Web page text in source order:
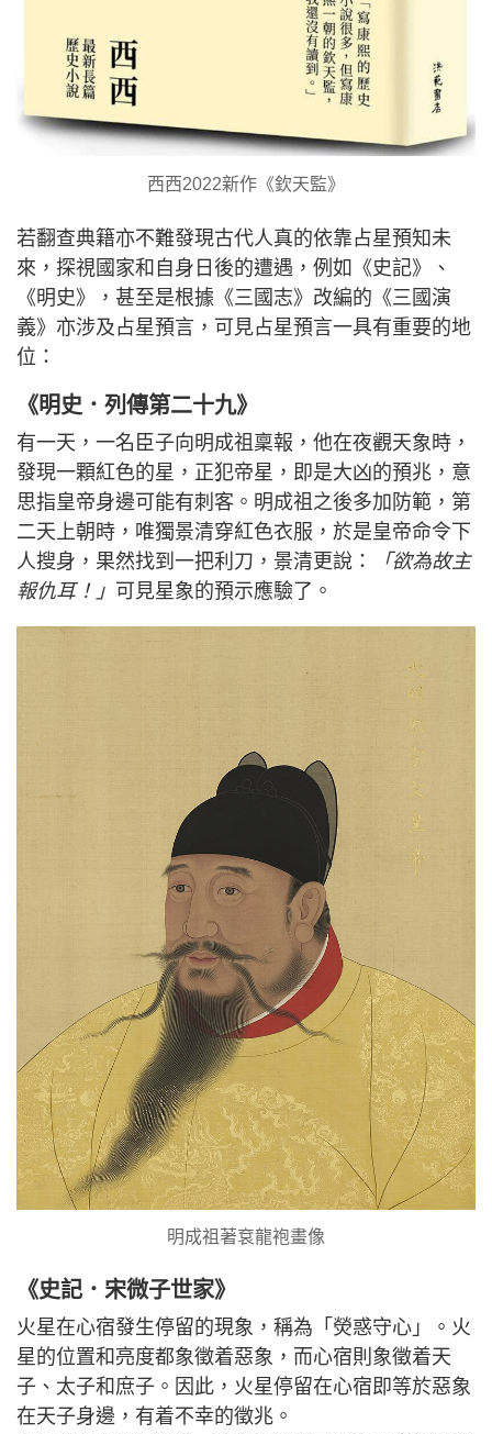
西西2022新作《欽天監》
若翻查典籍亦不難發現古代人真的依靠占星預知未
來，探視國家和自身日後的遭遇，例如《史記》、
《明史》，甚至是根據《三國志》改編的《三國演
義》亦涉及占星預言，可見占星預言一具有重要的地
位：
《明史．列傳第二十九》
有一天，一名臣子向明成祖稟報，他在夜觀天象時，
發現一顆紅色的星，正犯帝星，即是大凶的預兆，意
思指皇帝身邊可能有刺客。明成祖之後多加防範，第
二天上朝時，唯獨景清穿紅色衣服，於是皇帝命令下
人搜身，果然找到一把利刀，景清更說：
「欲為故主
報仇耳！」 可見星象的預示應驗了。
明成祖著袞龍袍畫像
《史記．宋微子世家》
火星在心宿發生停留的現象，稱為「熒惑守心」。火
星的位置和亮度都象徵着惡象，而心宿則象徵着天
子、太子和庶子。因此，火星停留在心宿即等於惡象
在天子身邊，有着不幸的徵兆。